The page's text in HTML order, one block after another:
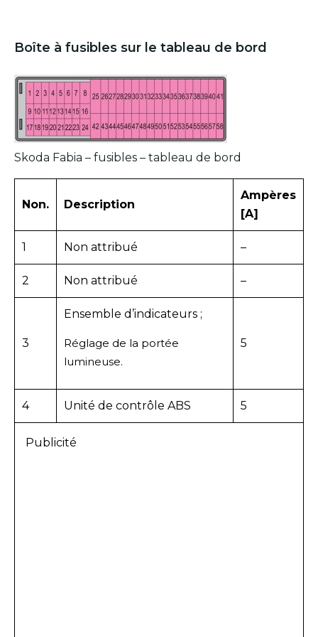
Boîte à fusibles sur le tableau de bord
Skoda Fabia – fusibles – tableau de bord
Non. Description
Ampères
[A]
1 Non attribué –
2 Non attribué –
3
Ensemble d’indicateurs ;
Réglage de la portée
lumineuse.
5
4 Unité de contrôle ABS 5
Publicité